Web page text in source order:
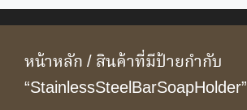
หน้าหลัก/ สินค้าที่มีป้ายกำกับ
“StainlessSteelBarSoapHolder”